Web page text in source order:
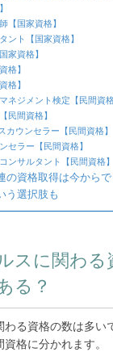
【国家資格】
ント【国家資格】
家資格】
格】
格】
ネジメント検定【民間資格
民間資格】
カウンセラー【民間資格】
セラー【民間資格】
ンサルタント【民間資格】
の資格取得は今から
う選択肢も
スに関わる
る？
わる資格の数は多い
格に分かれます。